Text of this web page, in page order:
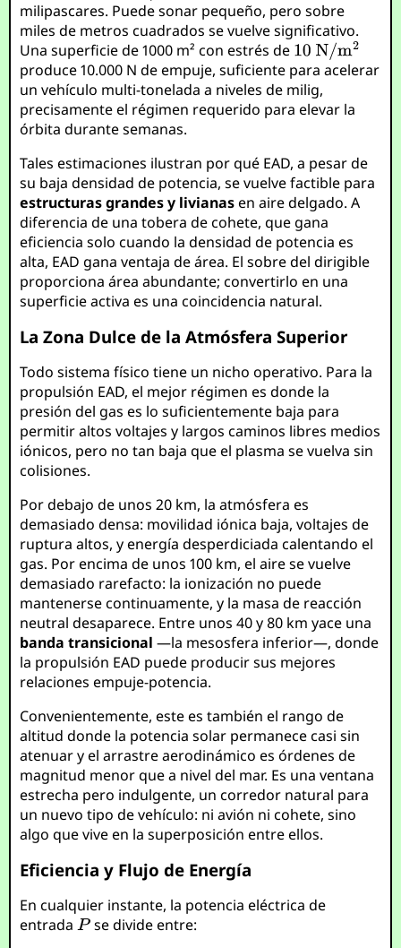
milipascares. Puede sonar pequeño, pero sobre
miles de metros cuadrados se vuelve significativo.
Una superficie de 1000 m² con estrés de
produce 10.000 N de empuje, suficiente para acelerar
un vehículo multi-tonelada a niveles de milig,
precisamente el régimen requerido para elevar la
órbita durante semanas.
Tales estimaciones ilustran por qué EAD, a pesar de
su baja densidad de potencia, se vuelve factible para
estructuras grandes y livianasen aire delgado. A
diferencia de una tobera de cohete, que gana
eficiencia solo cuando la densidad de potencia es
alta, EAD gana ventaja de área. El sobre del dirigible
proporciona área abundante; convertirlo en una
superficie activa es una coincidencia natural.
La Zona Dulce de la Atmósfera Superior
Todo sistema físico tiene un nicho operativo. Para la
propulsión EAD, el mejor régimen es donde la
presión del gas es lo suficientemente baja para
permitir altos voltajes y largos caminos libres medios
iónicos, pero no tan baja que el plasma se vuelva sin
colisiones.
Por debajo de unos 20 km, la atmósfera es
demasiado densa: movilidad iónica baja, voltajes de
ruptura altos, y energía desperdiciada calentando el
gas. Por encima de unos 100 km, el aire se vuelve
demasiado rarefacto: la ionización no puede
mantenerse continuamente, y la masa de reacción
neutral desaparece. Entre unos 40 y 80 km yace una
banda transicional —la mesosfera inferior—, donde
la propulsión EAD puede producir sus mejores
relaciones empuje-potencia.
Convenientemente, este es también el rango de
altitud donde la potencia solar permanece casi sin
atenuar y el arrastre aerodinámico es órdenes de
magnitud menor que a nivel del mar. Es una ventana
estrecha pero indulgente, un corredor natural para
un nuevo tipo de vehículo: ni avión ni cohete, sino
algo que vive en la superposición entre ellos.
Eficiencia y Flujo de Energía
En cualquier instante, la potencia eléctrica de
entrada
se divide entre: